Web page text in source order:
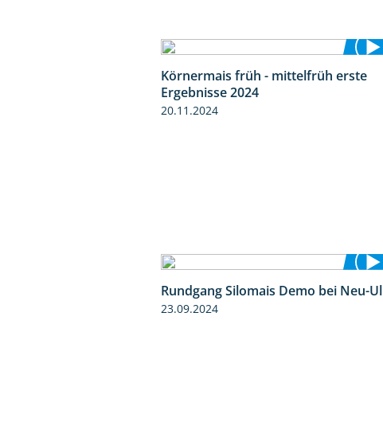
4:29
Körnermais früh - mittelfrüh erste
Ergebnisse 2024
20.11.2024
4:50
Rundgang Silomais Demo bei Neu-
23.09.2024